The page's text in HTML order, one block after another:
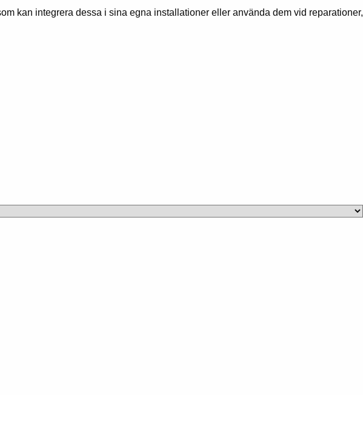
kan integrera dessa i sina egna installationer eller använda dem vid reparationer,